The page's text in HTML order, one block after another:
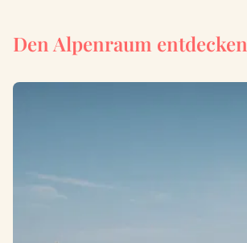
Den Alpenraum entdecken